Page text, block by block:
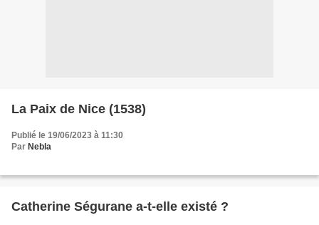
La Paix de Nice (1538)
Publié le 19/06/2023 à 11:30
Par Nebla
Catherine Ségurane a-t-elle existé ?